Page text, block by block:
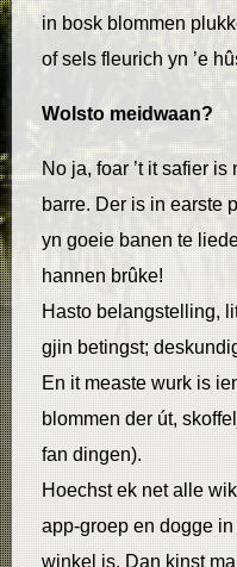
in bosk blommen
of sels fleurich yn ’e
Wolsto meidwaan?
No ja, foar ’t it safier
barre. Der is in earste
yn goeie banen te
hannen brûke!
Hasto belangstelling,
gjin betingst;
En it measte wurk is
blommen der út,
fan dingen).
Hoechst ek net alle
app-groep en dogge in
winkel is. Dan kinst